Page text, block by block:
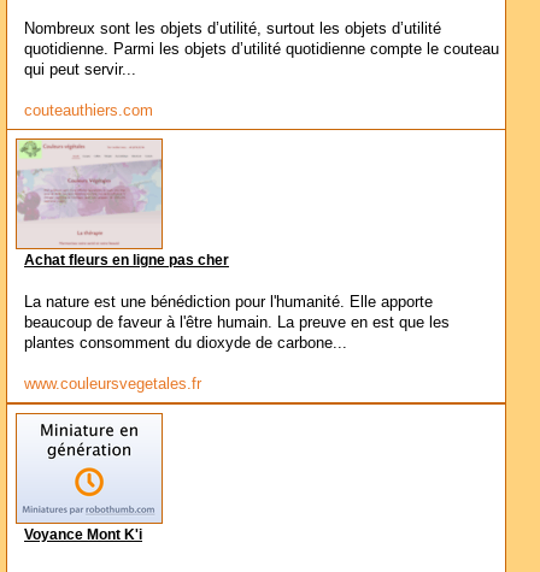
Nombreux sont les objets d’utilité, surtout les objets d’utilité
quotidienne. Parmi les objets d’utilité quotidienne compte le couteau
qui peut servir...
couteauthiers.com
Achat fleurs en ligne pas cher
La nature est une bénédiction pour l'humanité. Elle apporte
beaucoup de faveur à l'être humain. La preuve en est que les
plantes consomment du dioxyde de carbone...
www.couleursvegetales.fr
Voyance Mont K'i